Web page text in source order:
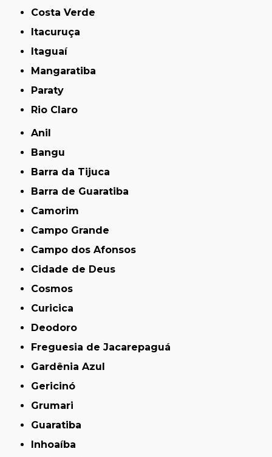
Costa Verde
Itacuruça
Itaguaí
Mangaratiba
Paraty
Rio Claro
Anil
Bangu
Barra da Tijuca
Barra de Guaratiba
Camorim
Campo Grande
Campo dos Afonsos
Cidade de Deus
Cosmos
Curicica
Deodoro
Freguesia de Jacarepaguá
Gardênia Azul
Gericinó
Grumari
Guaratiba
Inhoaíba